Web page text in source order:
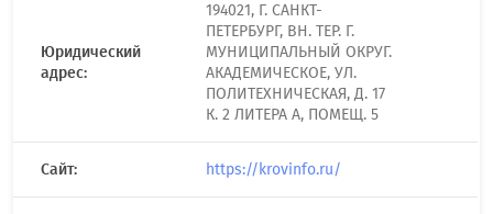
Юридический
адрес:
194021, Г. САНКТ-
ПЕТЕРБУРГ, ВН. ТЕР. Г.
МУНИЦИПАЛЬНЫЙ ОКРУГ.
АКАДЕМИЧЕСКОЕ, УЛ.
ПОЛИТЕХНИЧЕСКАЯ, Д. 17
К. 2 ЛИТЕРА А, ПОМЕЩ. 5
Сайт: https://krovinfo.ru/